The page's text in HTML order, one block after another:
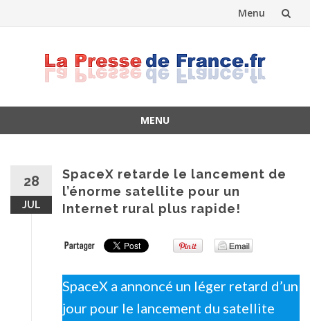
Menu
MENU
28
JUL
SpaceX retarde le lancement de
l’énorme satellite pour un
Internet rural plus rapide!
SpaceX a annoncé un léger retard d’un
jour pour le lancement du satellite